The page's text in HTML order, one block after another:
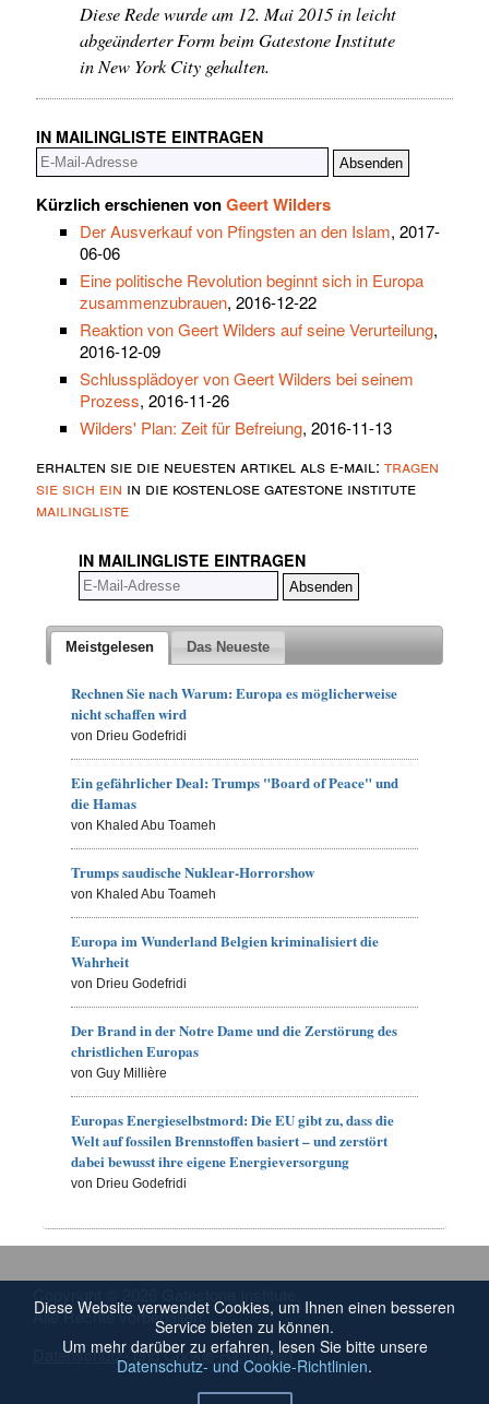
Diese Rede wurde am 12. Mai 2015 in leicht
abgeänderter Form beim Gatestone Institute
in New York City gehalten.
IN MAILINGLISTE EINTRAGEN
Kürzlich erschienen vonGeert Wilders
Der Ausverkauf von Pfingsten an den Islam, 2017-
06-06
Eine politische Revolution beginnt sich in Europa
zusammenzubrauen, 2016-12-22
Reaktion von Geert Wilders auf seine Verurteilung,
2016-12-09
Schlussplädoyer von Geert Wilders bei seinem
Prozess, 2016-11-26
Wilders' Plan: Zeit für Befreiung, 2016-11-13
erhalten sie die neuesten artikel als e-mail: tragen
sie sich ein in die kostenlose gatestone institute
mailingliste
IN MAILINGLISTE EINTRAGEN
Meistgelesen Das Neueste
Rechnen Sie nach Warum: Europa es möglicherweise
nicht schaffen wird
von Drieu Godefridi
Ein gefährlicher Deal: Trumps "Board of Peace" und
die Hamas
von Khaled Abu Toameh
Trumps saudische Nuklear-Horrorshow
von Khaled Abu Toameh
Europa im Wunderland Belgien kriminalisiert die
Wahrheit
von Drieu Godefridi
Der Brand in der Notre Dame und die Zerstörung des
christlichen Europas
von Guy Millière
Europas Energieselbstmord: Die EU gibt zu, dass die
Welt auf fossilen Brennstoffen basiert – und zerstört
dabei bewusst ihre eigene Energieversorgung
von Drieu Godefridi
Alle Rechte vorbehalten.
Datenschutz- und Cookie-Richtlinien
Diese Website verwendet Cookies, um Ihnen einen besseren
Service bieten zu können.
Um mehr darüber zu erfahren, lesen Sie bitte unsere
Datenschutz- und Cookie-Richtlinien.